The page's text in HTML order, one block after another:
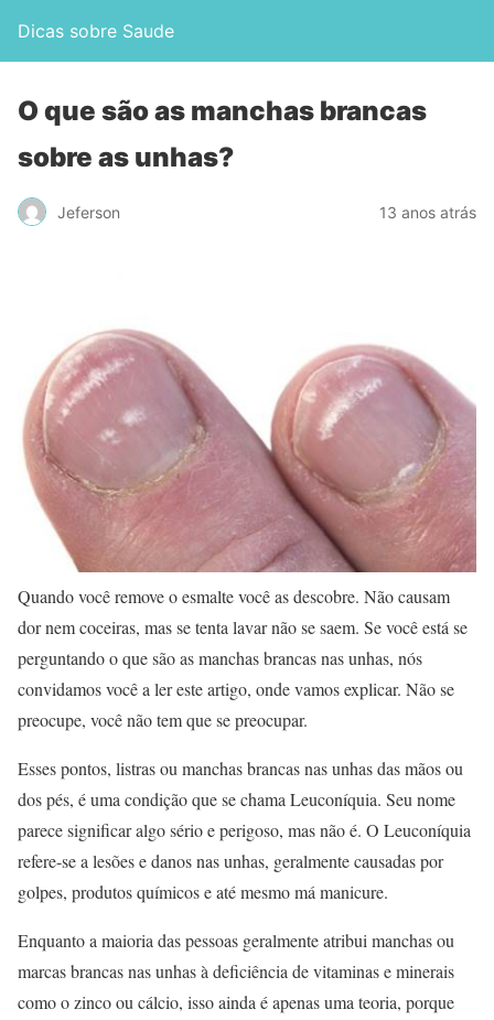
Dicas sobre Saude
O que são as manchas brancas
sobre as unhas?
Jeferson 13 anos atrás
Quando você remove o esmalte você as descobre. Não causam
dor nem coceiras, mas se tenta lavar não se saem. Se você está se
perguntando o que são as manchas brancas nas unhas, nós
convidamos você a ler este artigo, onde vamos explicar. Não se
preocupe, você não tem que se preocupar.
Esses pontos, listras ou manchas brancas nas unhas das mãos ou
dos pés, é uma condição que se chama Leuconíquia. Seu nome
parece significar algo sério e perigoso, mas não é. O Leuconíquia
refere-se a lesões e danos nas unhas, geralmente causadas por
golpes, produtos químicos e até mesmo má manicure.
Enquanto a maioria das pessoas geralmente atribui manchas ou
marcas brancas nas unhas à deficiência de vitaminas e minerais
como o zinco ou cálcio, isso ainda é apenas uma teoria, porque